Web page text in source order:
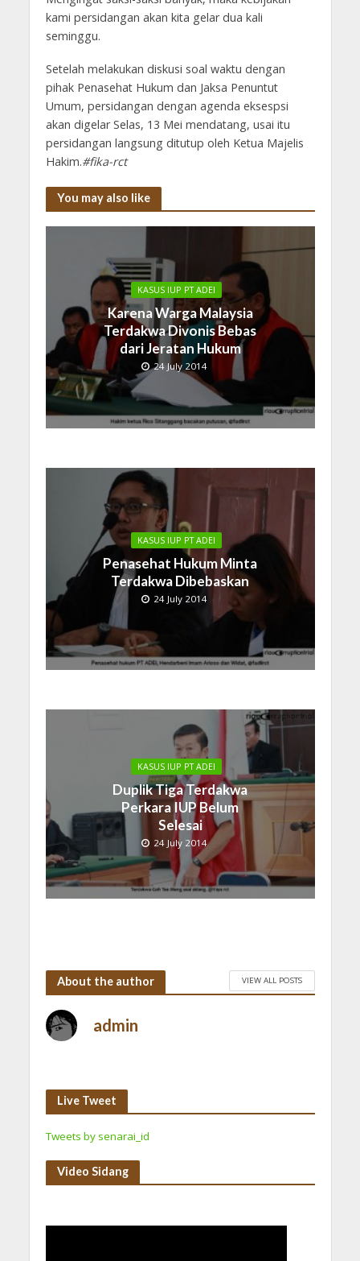
kami persidangan akan kita gelar dua kali
seminggu.
Setelah melakukan diskusi soal waktu dengan
pihak Penasehat Hukum dan Jaksa Penuntut
Umum, persidangan dengan agenda eksespsi
akan digelar Selas, 13 Mei mendatang, usai itu
persidangan langsung ditutup oleh Ketua Majelis
Hakim.#fika-rct
You may also like
KASUS IUP PT ADEI
Karena Warga Malaysia
Terdakwa Divonis Bebas
dari Jeratan Hukum
24 July 2014
KASUS IUP PT ADEI
Penasehat Hukum Minta
Terdakwa Dibebaskan
24 July 2014
KASUS IUP PT ADEI
Duplik Tiga Terdakwa
Perkara IUP Belum
Selesai
24 July 2014
About the author VIEW ALL POSTS
admin
Live Tweet
Tweets by senarai_id
Video Sidang